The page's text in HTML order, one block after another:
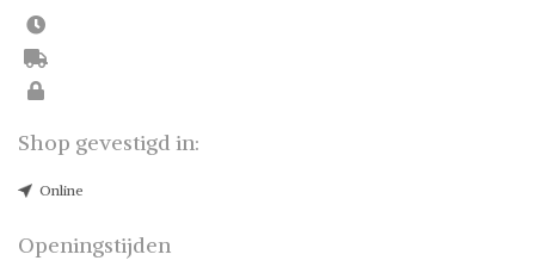
Shop gevestigd in:
Online
Openingstijden